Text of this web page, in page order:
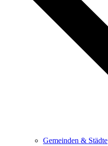
Gemeinden & Städte